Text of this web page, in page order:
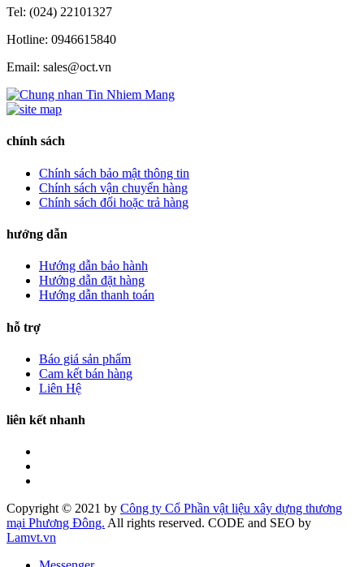
Tel: (024) 22101327
Hotline: 0946615840
Email: sales@oct.vn
chính sách
Chính sách bảo mật thông tin
Chính sách vận chuyển hàng
Chính sách đổi hoặc trả hàng
hướng dẫn
Hướng dẫn bảo hành
Hướng dẫn đặt hàng
Hướng dẫn thanh toán
hỗ trợ
Báo giá sản phẩm
Cam kết bán hàng
Liên Hệ
liên kết nhanh
Copyright © 2021 by Công ty Cổ Phần vật liệu xây dựng thương
mại Phương Đông. All rights reserved. CODE and SEO by
Lamvt.vn